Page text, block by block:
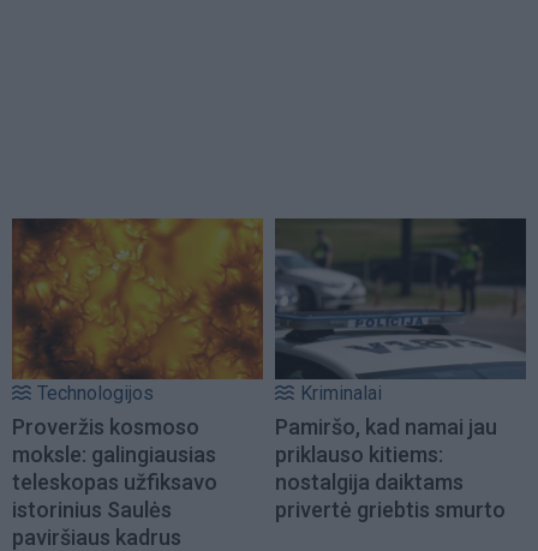
Technologijos
Proveržis kosmoso
moksle: galingiausias
teleskopas užfiksavo
istorinius Saulės
paviršiaus kadrus
Kriminalai
Pamiršo, kad namai jau
priklauso kitiems:
nostalgija daiktams
privertė griebtis smurto